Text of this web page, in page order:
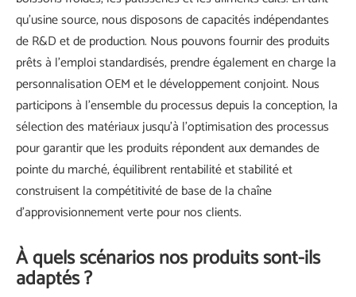
qu'usine source, nous disposons de capacités indépendantes
de R&D et de production. Nous pouvons fournir des produits
prêts à l'emploi standardisés, prendre également en charge la
personnalisation OEM et le développement conjoint. Nous
participons à l'ensemble du processus depuis la conception, la
sélection des matériaux jusqu'à l'optimisation des processus
pour garantir que les produits répondent aux demandes de
pointe du marché, équilibrent rentabilité et stabilité et
construisent la compétitivité de base de la chaîne
d'approvisionnement verte pour nos clients.
À quels scénarios nos produits sont-ils
adaptés ?